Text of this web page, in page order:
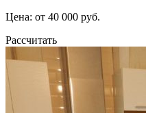
Цена: от 40 000 руб.
Рассчитать